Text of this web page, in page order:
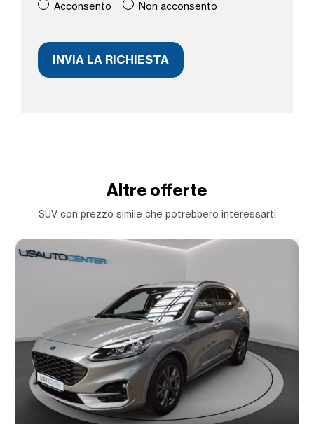
Acconsento Non acconsento
Altre offerte
SUV con prezzo simile che potrebbero interessarti